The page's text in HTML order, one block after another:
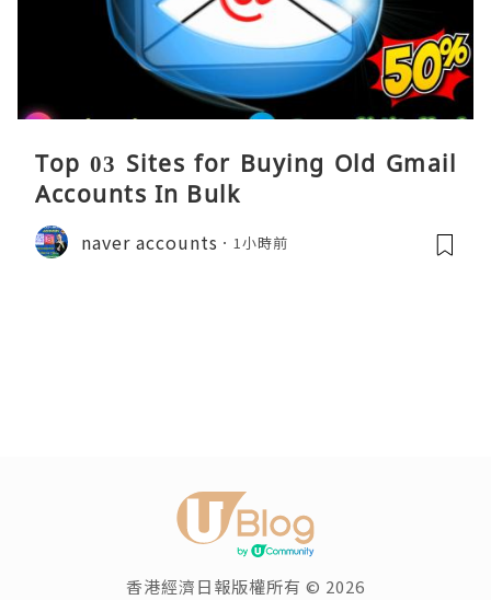
Top 03 Sites for Buying Old Gmail
Accounts In Bulk
naver accounts 1小時前
香港經濟日報版權所有 © 2026